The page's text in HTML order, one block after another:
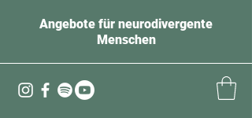
Angebote für neurodivergente
Menschen